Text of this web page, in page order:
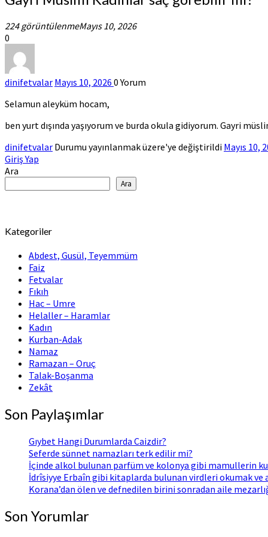
Müslim
Kadınlar
saç
görebilir
mi?
224 görüntülenmeMayıs 10, 2026
0
dinifetvalar Mayıs 10, 2026 0Yorum
Selamun aleyküm hocam,
ben yurt dışında yaşıyorum ve burda okula gidiyorum. Gayri
dinifetvalar Durumu yayınlanmak üzere'ye değiştirildi Mayıs 10,
Giriş Yap
Ara
Ara
Kategoriler
Abdest, Gusül, Teyemmüm
Faiz
Fetvalar
Fıkıh
Hac – Umre
Helaller – Haramlar
Kadın
Kurban-Adak
Namaz
Ramazan – Oruç
Talak-Boşanma
Zekât
Son Paylaşımlar
Gıybet Hangi Durumlarda Caizdir?
Seferde sünnet namazları terk edilir mi?
İçinde alkol bulunan parfüm ve kolonya gibi mamullerin
İdrîsiyye Erbaîn gibi kitaplarda bulunan virdleri okumak ve
Korana’dan ölen ve defnedilen birini sonradan aile
Son Yorumlar